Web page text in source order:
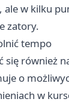
w kilku
zatory.
tempo
się również
o
w